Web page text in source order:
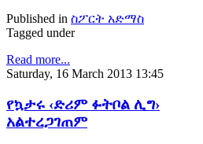
Published in ስፖርት አድማስ
Tagged under
Read more...
Saturday, 16 March 2013 13:45
የኳታሩ ‹ድሪም ፉትቦል ሊግ›
አልተረጋገጠም